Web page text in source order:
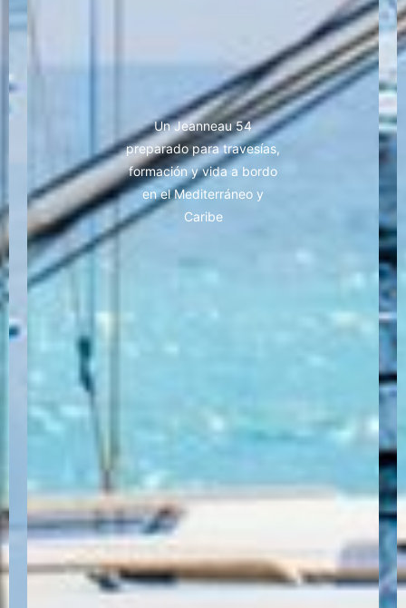
Un Jeanneau 54
preparado para travesías,
formación y vida a bordo
en el Mediterráneo y
Caribe